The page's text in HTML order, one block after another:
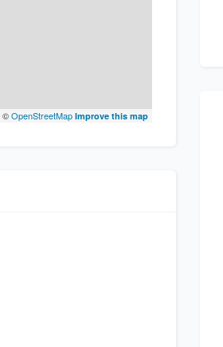
©OpenStreetMap Improve this map